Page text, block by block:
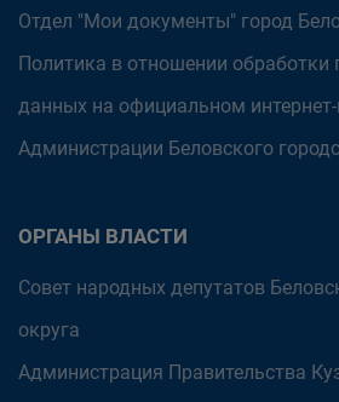
Отдел "Мои документы" город
Политика в отношении обработки
данных на официальном интернет-
Администрации Беловского
ОРГАНЫ ВЛАСТИ
Совет народных депутатов
округа
Администрация Правительства